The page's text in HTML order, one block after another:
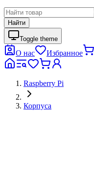
Найти
Toggle theme
О нас Избранное
Raspberry Pi
Корпуса